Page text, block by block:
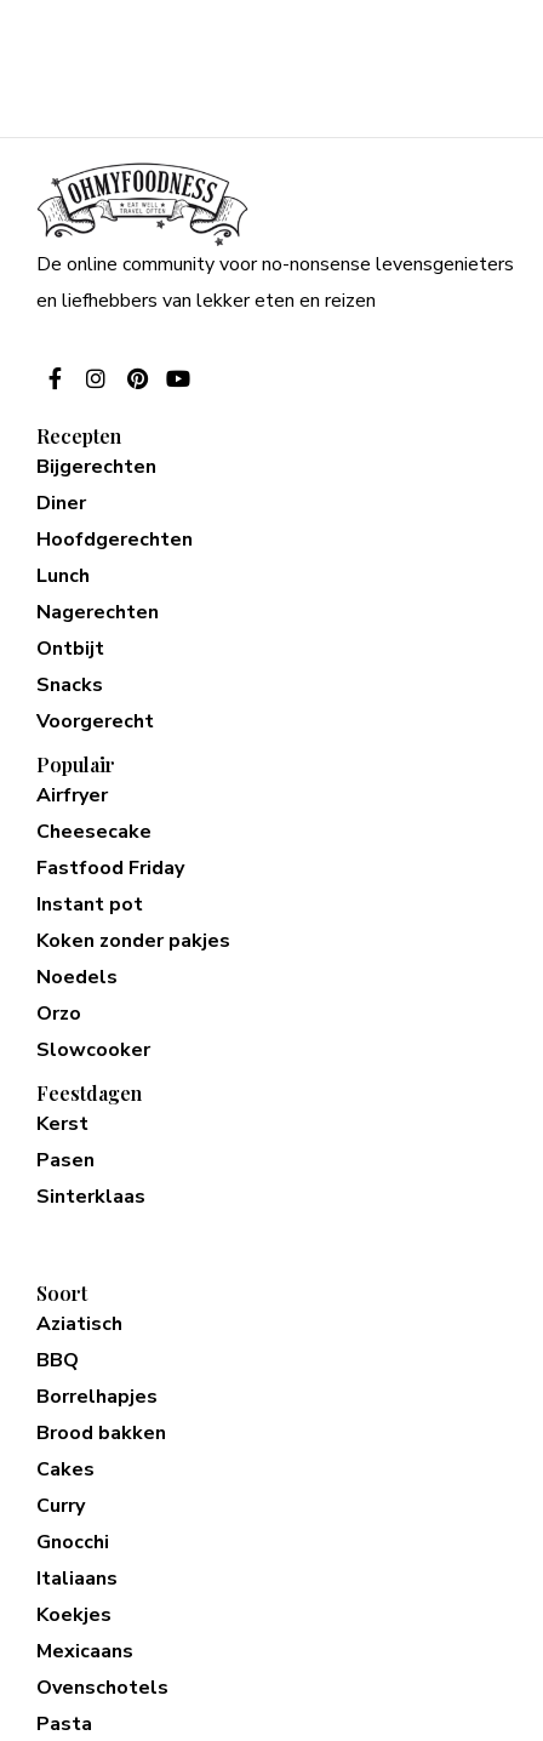
De online community voor no-nonsense levensgenieters
en liefhebbers van lekker eten en reizen
Recepten
Bijgerechten
Diner
Hoofdgerechten
Lunch
Nagerechten
Ontbijt
Snacks
Voorgerecht
Populair
Airfryer
Cheesecake
Fastfood Friday
Instant pot
Koken zonder pakjes
Noedels
Orzo
Slowcooker
Feestdagen
Kerst
Pasen
Sinterklaas
Soort
Aziatisch
BBQ
Borrelhapjes
Brood bakken
Cakes
Curry
Gnocchi
Italiaans
Koekjes
Mexicaans
Ovenschotels
Pasta